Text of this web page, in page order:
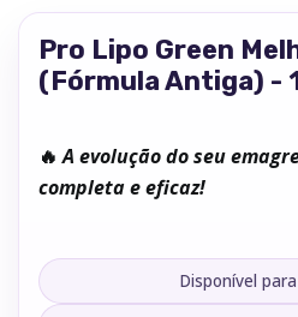
Pro Lipo Green
(Fórmula Antiga) -
🔥A evolução do seu
completa e eficaz!
Disponível